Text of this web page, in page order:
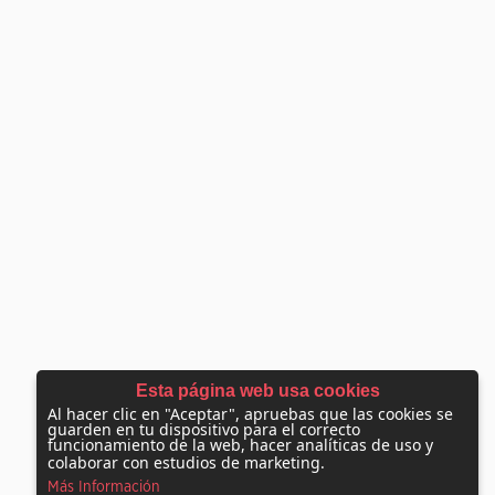
Esta página web usa cookies
Al hacer clic en "Aceptar", apruebas que las cookies se
guarden en tu dispositivo para el correcto
funcionamiento de la web, hacer analíticas de uso y
colaborar con estudios de marketing.
Más Información